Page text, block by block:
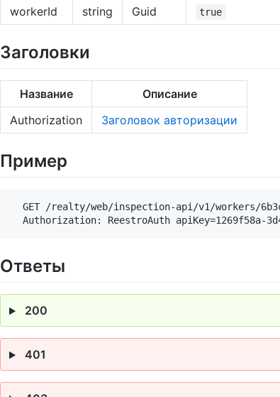
workerId
string Guid true
Заголовки
Название
Описание
Authorization
Заголовок авторизации
Пример
GET /realty/web/inspection-api/v1/workers/
Ответы
200
401